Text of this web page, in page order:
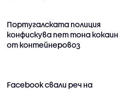
Португалската полиция
конфискува пет тона кокаин
от контейнеровоз
Facebook свали реч на